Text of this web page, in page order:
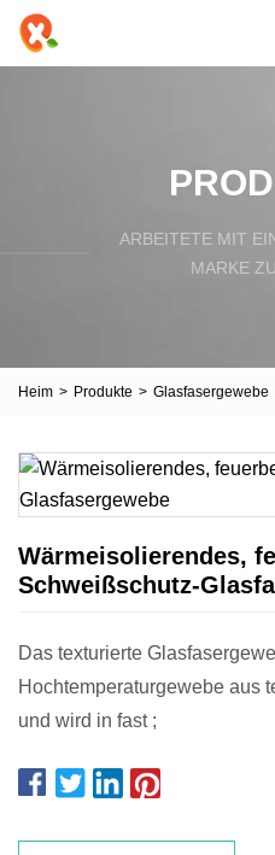
ARBEITETE MIT
MARKE
Heim > Produkte > Glasfasergewebe
Wärmeisolierendes,
Schweißschutz-
Das texturierte
Hochtemperaturgewebe aus
und wird in fast ;